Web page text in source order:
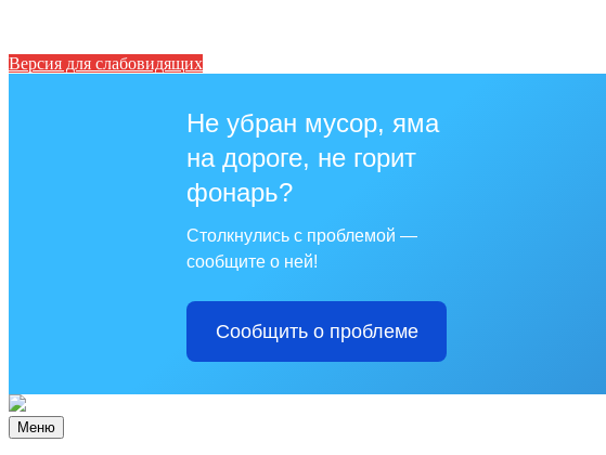
Версия для слабовидящих
Не убран мусор, яма
на дороге, не горит
фонарь?
Столкнулись с проблемой —
сообщите о ней!
Сообщить о проблеме
Меню